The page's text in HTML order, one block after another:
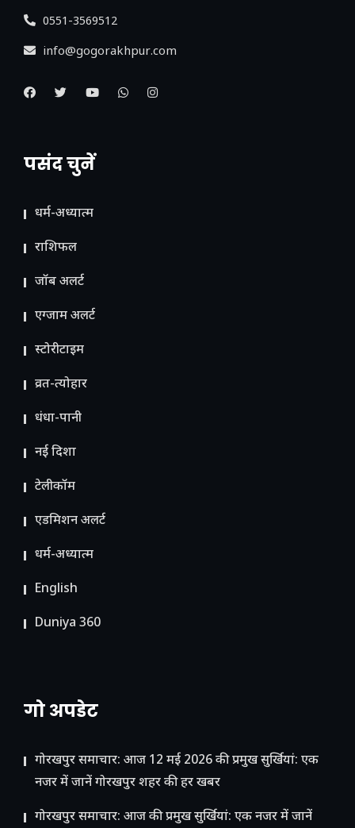
0551-3569512
info@gogorakhpur.com
पसंद चुनें
धर्म-अध्यात्म
राशिफल
जॉब अलर्ट
एग्जाम अलर्ट
स्टोरीटाइम
व्रत-त्योहार
धंधा-पानी
नई दिशा
टेलीकॉम
ए​डमिशन अलर्ट
धर्म-अध्यात्म
English
Duniya 360
गो अपडेट
गोरखपुर समाचार: आज 12 मई 2026 की प्रमुख सुर्खियां: एक
नजर में जानें गोरखपुर शहर की हर खबर
गोरखपुर समाचार: आज की प्रमुख सुर्खियां: एक नजर में जानें